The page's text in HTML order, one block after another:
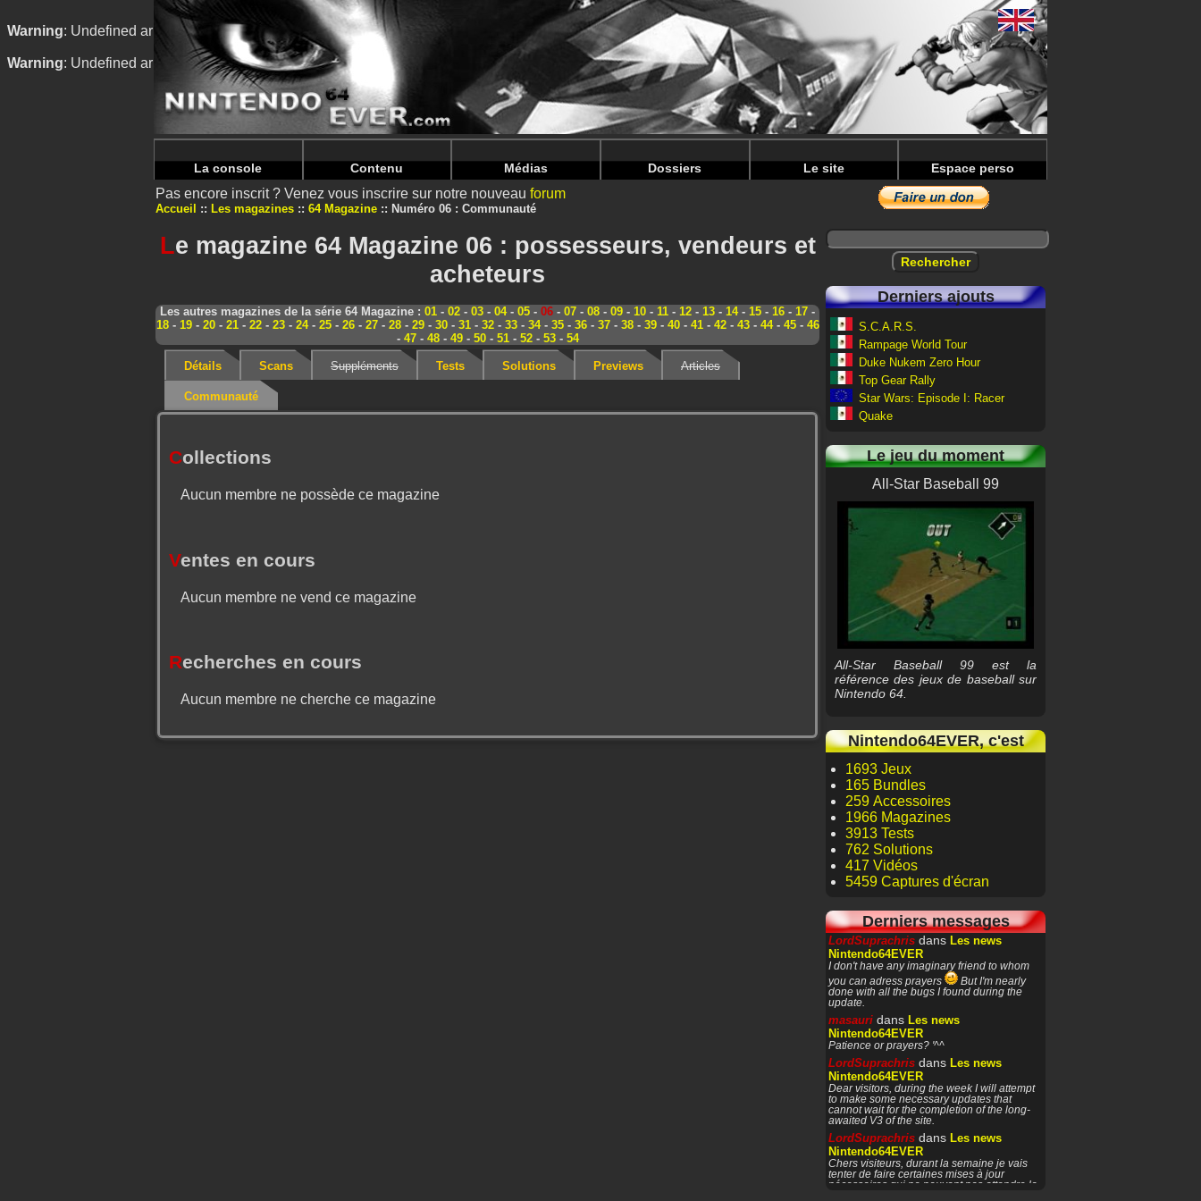
Warning: Undefined array key "HTTP_REFERER" in/home/nintendoju/www/Magazine-Communaute.php on line70
Warning: Undefined array key "HTTP_REFERER" in/home/nintendoju/www/Magazine-Communaute.phpon line74
La console Contenu Médias Dossiers Le site Espace perso
Pas encore inscrit ? Venez vous inscrire sur notre nouveau forum
Accueil Les magazines 64 Magazine Numéro 06 : Communauté
Le magazine 64 Magazine 06 : possesseurs, vendeurs et
acheteurs
Les autres magazines de la série 64 Magazine : 01 - 02 - 03 - 04- 05 - 06 - 07 - 08 - 09 - 10 - 11 - 12 - 13 - 14- 15 - 16 - 17 -
18- 19- 20- 21- 22- 23- 24- 25- 26- 27- 28- 29- 30- 31- 32- 33- 34- 35- 36- 37- 38- 39- 40- 41- 42- 43- 44- 45- 46
- 47- 48- 49- 50- 51- 52- 53- 54
Détails Scans Suppléments Tests Solutions Previews Articles
Communauté
Collections
Aucun membre ne possède ce magazine
Ventes en cours
Aucun membre ne vend ce magazine
Recherches en cours
Aucun membre ne cherche ce magazine
Derniers ajouts
S.C.A.R.S.
Rampage World Tour
Duke Nukem Zero Hour
Top Gear Rally
Star Wars: Episode I: Racer
Quake
Le jeu du moment
All-Star Baseball 99
All-Star Baseball 99 est la
référence des jeux de baseball sur
Nintendo 64.
Nintendo64EVER, c'est
1693 Jeux
165 Bundles
259 Accessoires
1966 Magazines
3913 Tests
762 Solutions
417 Vidéos
5459 Captures d'écran
Derniers messages
LordSuprachris dans Les news
Nintendo64EVER
I don't have any imaginary friend to whom
you can adress prayers
But I'm nearly
done with all the bugs I found during the
update.
masauri dans Les news
Nintendo64EVER
Patience or prayers? '^^
LordSuprachris dans Les news
Nintendo64EVER
Dear visitors, during the week I will attempt
to make some necessary updates that
cannot wait for the completion of the long-
awaited V3 of the site.
LordSuprachris dans Les news
Nintendo64EVER
Chers visiteurs, durant la semaine je vais
tenter de faire certaines mises à jour
nécessaires qui ne peuvent pas attendre la